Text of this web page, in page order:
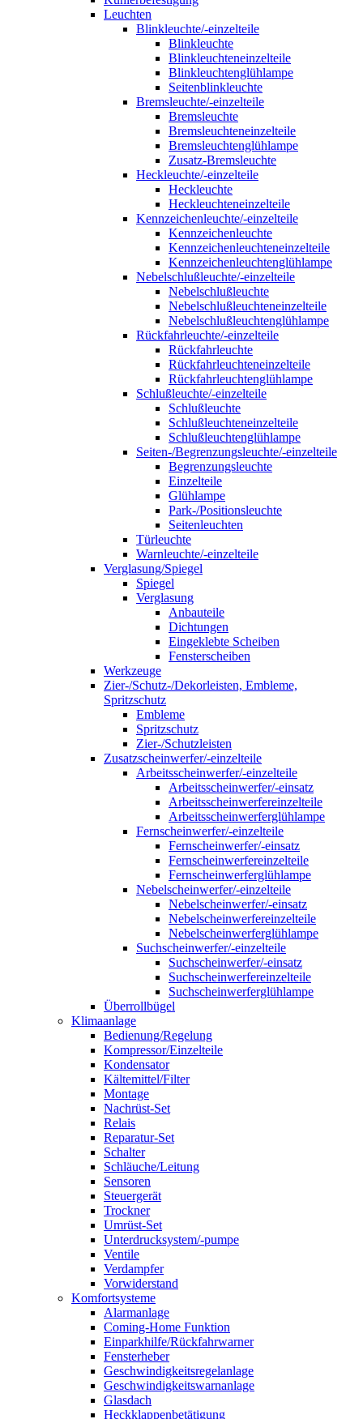
Leuchten
Blinkleuchte/-einzelteile
Blinkleuchte
Blinkleuchteneinzelteile
Blinkleuchtenglühlampe
Seitenblinkleuchte
Bremsleuchte/-einzelteile
Bremsleuchte
Bremsleuchteneinzelteile
Bremsleuchtenglühlampe
Zusatz-Bremsleuchte
Heckleuchte/-einzelteile
Heckleuchte
Heckleuchteneinzelteile
Kennzeichenleuchte/-einzelteile
Kennzeichenleuchte
Kennzeichenleuchteneinzelteile
Kennzeichenleuchtenglühlampe
Nebelschlußleuchte/-einzelteile
Nebelschlußleuchte
Nebelschlußleuchteneinzelteile
Nebelschlußleuchtenglühlampe
Rückfahrleuchte/-einzelteile
Rückfahrleuchte
Rückfahrleuchteneinzelteile
Rückfahrleuchtenglühlampe
Schlußleuchte/-einzelteile
Schlußleuchte
Schlußleuchteneinzelteile
Schlußleuchtenglühlampe
Seiten-/Begrenzungsleuchte/-einzelteile
Begrenzungsleuchte
Einzelteile
Glühlampe
Park-/Positionsleuchte
Seitenleuchten
Türleuchte
Warnleuchte/-einzelteile
Verglasung/Spiegel
Spiegel
Verglasung
Anbauteile
Dichtungen
Eingeklebte Scheiben
Fensterscheiben
Werkzeuge
Zier-/Schutz-/Dekorleisten, Embleme,
Spritzschutz
Embleme
Spritzschutz
Zier-/Schutzleisten
Zusatzscheinwerfer/-einzelteile
Arbeitsscheinwerfer/-einzelteile
Arbeitsscheinwerfer/-einsatz
Arbeitsscheinwerfereinzelteile
Arbeitsscheinwerferglühlampe
Fernscheinwerfer/-einzelteile
Fernscheinwerfer/-einsatz
Fernscheinwerfereinzelteile
Fernscheinwerferglühlampe
Nebelscheinwerfer/-einzelteile
Nebelscheinwerfer/-einsatz
Nebelscheinwerfereinzelteile
Nebelscheinwerferglühlampe
Suchscheinwerfer/-einzelteile
Suchscheinwerfer/-einsatz
Suchscheinwerfereinzelteile
Suchscheinwerferglühlampe
Überrollbügel
Klimaanlage
Bedienung/Regelung
Kompressor/Einzelteile
Kondensator
Kältemittel/Filter
Montage
Nachrüst-Set
Relais
Reparatur-Set
Schalter
Schläuche/Leitung
Sensoren
Steuergerät
Trockner
Umrüst-Set
Unterdrucksystem/-pumpe
Ventile
Verdampfer
Vorwiderstand
Komfortsysteme
Alarmanlage
Coming-Home Funktion
Einparkhilfe/Rückfahrwarner
Fensterheber
Geschwindigkeitsregelanlage
Geschwindigkeitswarnanlage
Glasdach
Heckklappenbetätigung